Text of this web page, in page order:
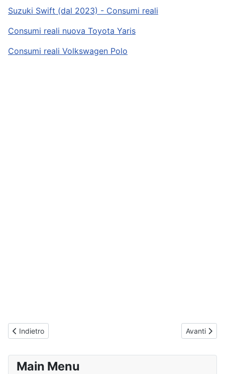
Main Menu
Suzuki Swift (dal 2023) - Consumi reali
Consumi reali nuova Toyota Yaris
Consumi reali Volkswagen Polo
Articolo precedente: Fiat 600 - Consumi reali rilevati dai
Indietro Articolo
Avanti